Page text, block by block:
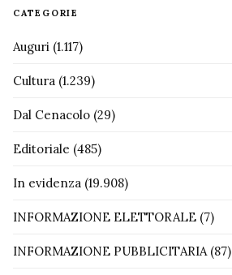
CATEGORIE
Auguri (1.117)
Cultura (1.239)
Dal Cenacolo (29)
Editoriale (485)
In evidenza (19.908)
INFORMAZIONE ELETTORALE (7)
INFORMAZIONE PUBBLICITARIA(87)